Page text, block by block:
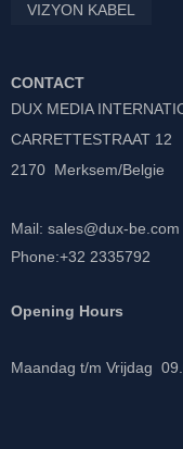
VIZYON KABEL
CONTACT
DUX MEDIA
CARRETTESTRAAT 12
2170 Merksem/Belgie
Mail: sales@dux-be.com
Phone:+32 2335792
Opening Hours
Maandag t/m Vrijdag